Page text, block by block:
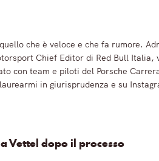
che è veloce e che fa rumore.
Chief Editor di Red Bull
con team e piloti del Porsche
in giurisprudenza e su
Vettel dopo il processo